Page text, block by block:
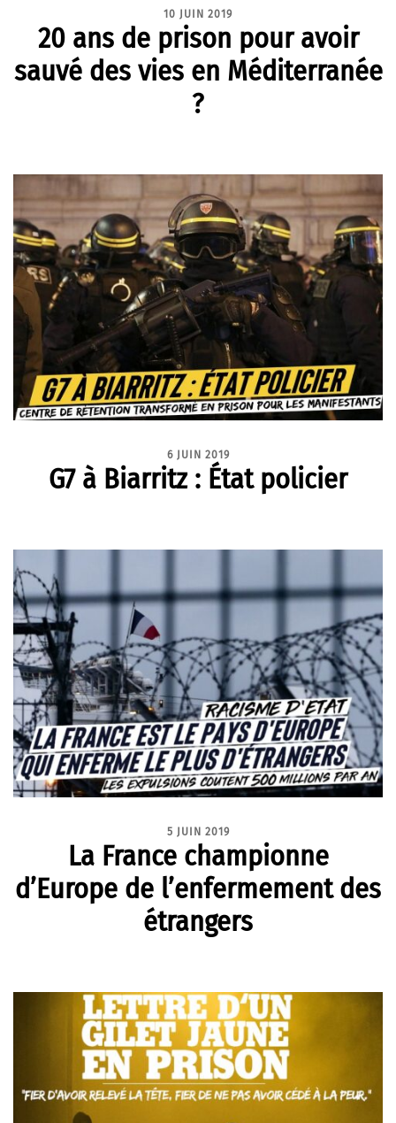
10 JUIN 2019
20 ans de prison pour avoir
sauvé des vies en Méditerranée
?
6 JUIN 2019
G7 à Biarritz : État policier
5 JUIN 2019
La France championne
d’Europe de l’enfermement des
étrangers